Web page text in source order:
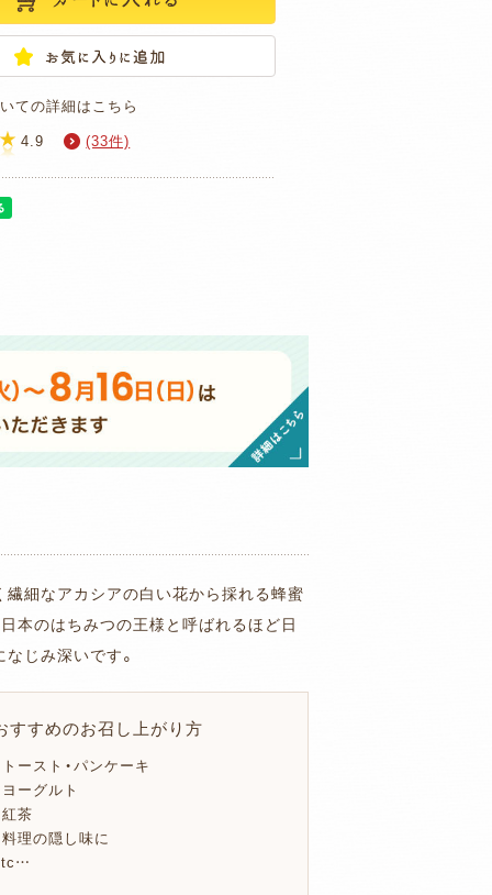
ての詳細はこちら
4.9
(33件)
繊細なアカシアの白い花から採れる蜂蜜
日本のはちみつの王様と呼ばれるほど日
なじみ深いです。
すすめのお召し上がり方
トースト・パンケーキ
ヨーグルト
紅茶
料理の隠し味に